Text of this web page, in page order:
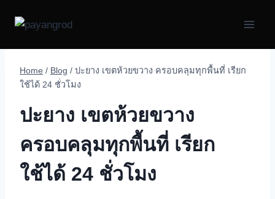
Home / Blog / ปะยาง เขตห้วยขวาง ครอบคลุมทุกพื้นที่ เรียก
ใช้ได้ 24 ชั่วโมง
ปะยาง เขตห้วยขวาง
ครอบคลุมทุกพื้นที่ เรียก
ใช้ได้ 24 ชั่วโมง